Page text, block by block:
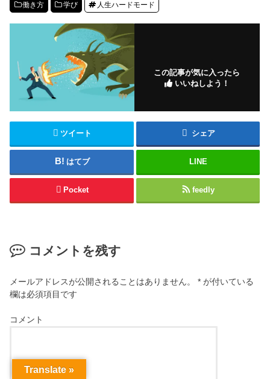
働き方 学び 人生ハードモード
この記事が気に入ったら
いいねしよう！
ツイート シェア
はてブ LINE
Pocket feedly
コメントを残す
メールアドレスが公開されることはありません。 * が付いている
欄は必須項目です
コメント
Translate »